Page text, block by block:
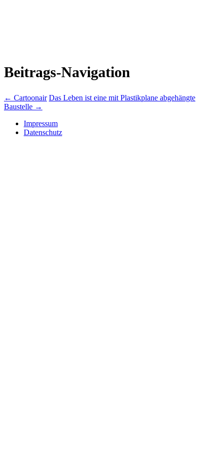
Beitrags-Navigation
← Cartoonair Das Leben ist eine mit Plastikplane abgehängte
Baustelle →
Impressum
Datenschutz